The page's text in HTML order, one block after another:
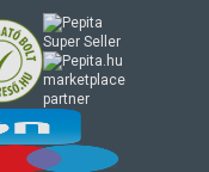
marketplace
partner